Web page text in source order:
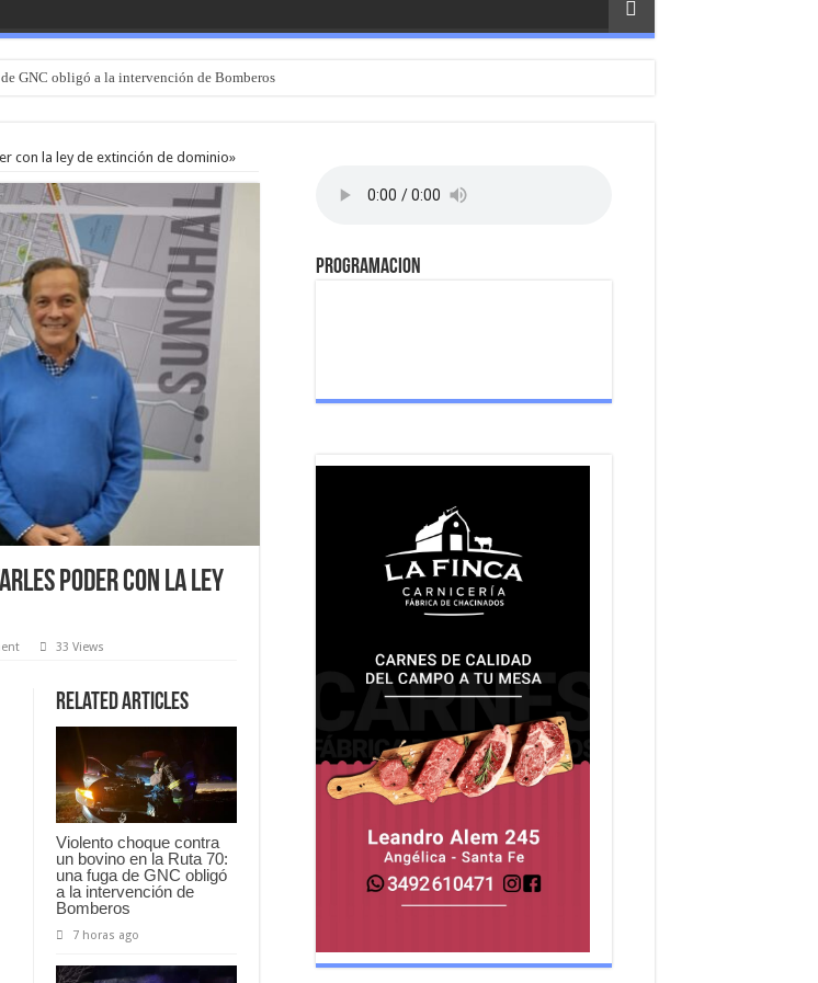
GNC obligó a la intervención de Bomberos
con la ley de extinción de dominio»
poder con la ley
33 Views
Related Articles
Violento choque contra
un bovino en la Ruta 70:
una fuga de GNC obligó
a la intervención de
Bomberos
7 horas ago
PROGRAMACION